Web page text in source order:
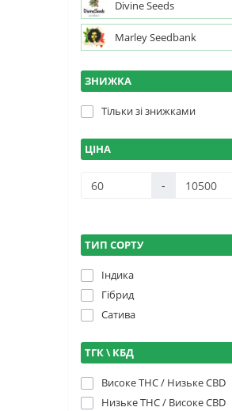
Divine Seeds
Marley Seedbank
ЗНИЖКА
Тільки зі знижками
ЦІНА
-
ТИП СОРТУ
Індика
Гібрид
Сатива
ТГК \ КБД
Високе THC / Низьке CBD
Низьке THC / Високе CBD